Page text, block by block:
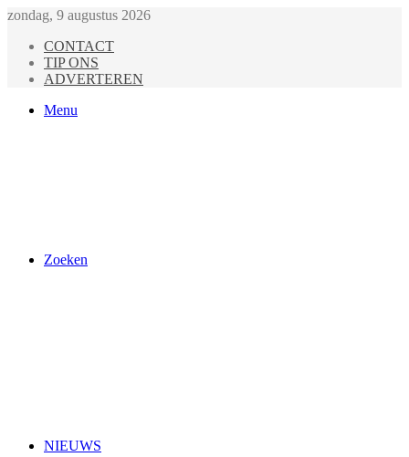
zondag, 9 augustus 2026
CONTACT
TIP ONS
ADVERTEREN
Menu
Zoeken
NIEUWS